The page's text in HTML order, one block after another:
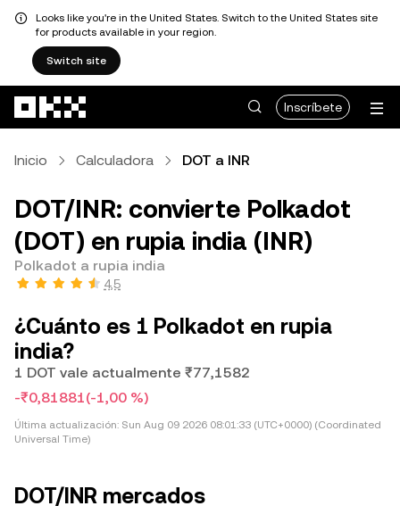
Looks like you're in the United States. Switch to the United States site
for products available in your region.
Switch site
Inscríbete
Inicio Calculadora DOT a INR
DOT/INR: convierte Polkadot
(DOT) en rupia india (INR)
Polkadot a rupia india
4,5
¿Cuánto es 1 Polkadot en rupia
india?
1 DOT vale actualmente ₹77,1582
-₹0,81881(-1,00 %)
Última actualización: Sun Aug 09 2026 08:01:33 (UTC+0000) (Coordinated
Universal Time)
DOT/INR mercados